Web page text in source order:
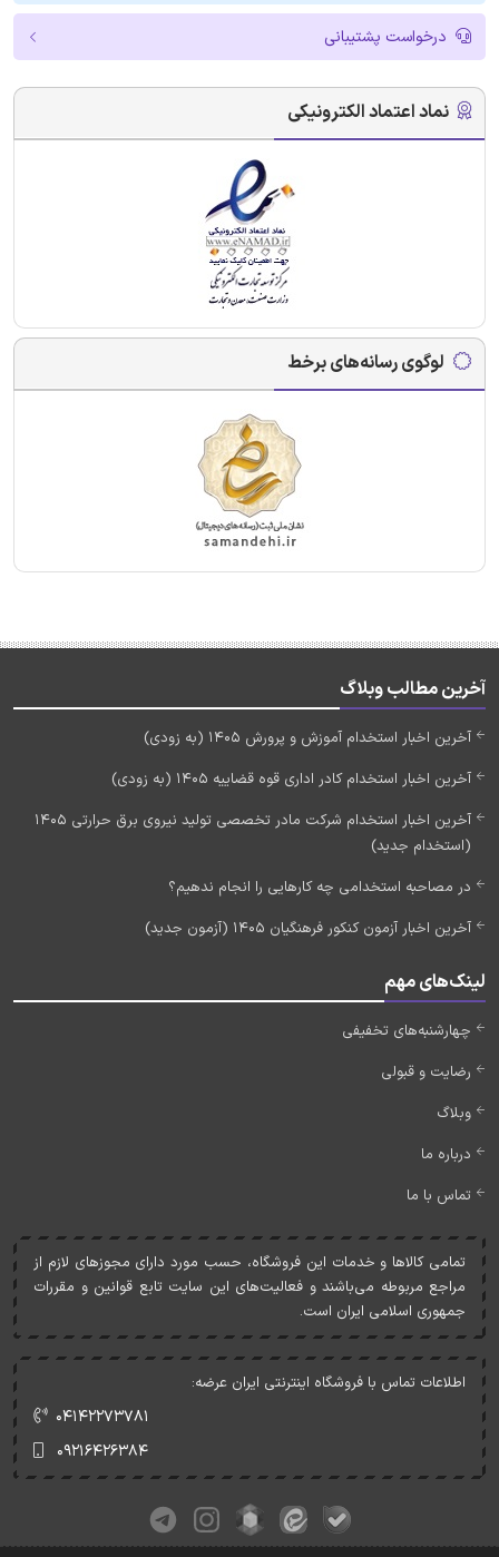
درخواست پشتیبانی
نماد اعتماد الکترونیکی
لوگوی رسانه‌های برخط
آخرین مطالب وبلاگ
آخرین اخبار استخدام آموزش و پرورش 1405 (به زودی)
آخرین اخبار استخدام کادر اداری قوه قضاییه 1405 (به زودی)
آخرین اخبار استخدام شرکت مادر تخصصی تولید نیروی برق حرارتی 1405
(استخدام جدید)
در مصاحبه استخدامی چه کارهایی را انجام ندهیم؟
آخرین اخبار آزمون کنکور فرهنگیان 1405 (آزمون جدید)
لینک‌های مهم
چهارشنبه‌های تخفیفی
رضایت و قبولی
وبلاگ
درباره ما
تماس با ما
تمامی کالاها و خدمات اين فروشگاه، حسب مورد دارای مجوزهای لازم از
مراجع مربوطه می‌باشند و فعاليت‌های اين سايت تابع قوانين و مقررات
جمهوری اسلامی ايران است.
اطلاعات تماس با فروشگاه اینترنتی ایران عرضه:
۰۴۱۴۲۲۷۳۷۸۱
۰۹۲۱۶۴۲۶۳۸۴